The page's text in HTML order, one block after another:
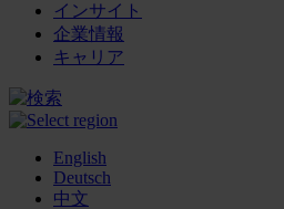
インサイト
企業情報
キャリア
English
Deutsch
中文